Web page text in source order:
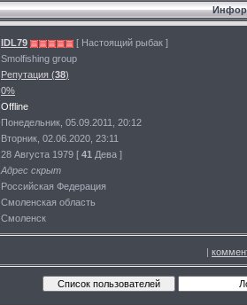
IDL79
[ Настоящий рыбак ]
Smolfishing group
Репутация (38)
0%
Offline
Понедельник, 05.09.2011, 20:12
Вторник, 02.06.2020, 23:11
28 Августа 1979 [ 41 Дева ]
Адрес скрыт
Российская Федерация
Смоленская область
Смоленск
|